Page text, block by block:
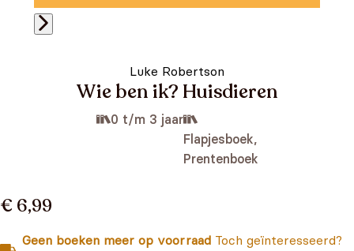
Luke Robertson
Wie ben ik? Huisdieren
0 t/m 3 jaar
Flapjesboek,
Prentenboek
€ 6,99
Geen boeken meer op voorraad Toch geïnteresseerd?